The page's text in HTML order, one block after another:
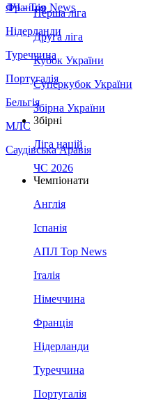
Франція
Нідерланди
Туреччина
Португалія
Бельгія
МЛС
Саудівська Аравія
ЛЧ - Top News
Перша ліга
Друга ліга
Кубок України
Суперкубок України
Збірна України
Збірні
Ліга націй
ЧС 2026
Чемпіонати
Англія
Іспанія
АПЛ Top News
Італія
Німеччина
Франція
Нідерланди
Туреччина
Португалія